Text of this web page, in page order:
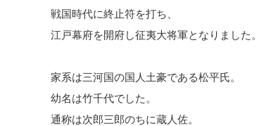
戦国時代に終止符を打ち、
江戸幕府を開府し征夷大将軍となりました。
家系は三河国の国人土豪である松平氏。
幼名は竹千代でした。
通称は次郎三郎のちに蔵人佐。